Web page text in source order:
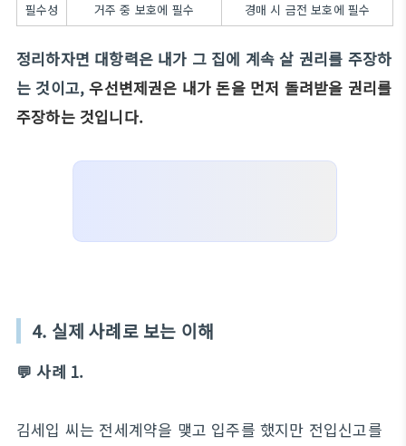
필수성 거주 중 보호에 필수 경매 시 금전 보호에 필수
정리하자면 대항력은 내가 그 집에 계속 살 권리를 주장하
는 것이고,우선변제권은 내가 돈을 먼저 돌려받을 권리를
주장하는 것입니다.
4. 실제 사례로 보는 이해
💬 사례 1.
김세입 씨는 전세계약을 맺고 입주를 했지만 전입신고를